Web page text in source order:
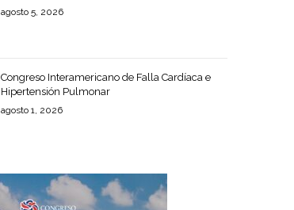
agosto 5, 2026
Congreso Interamericano de Falla Cardíaca e
Hipertensión Pulmonar
agosto 1, 2026